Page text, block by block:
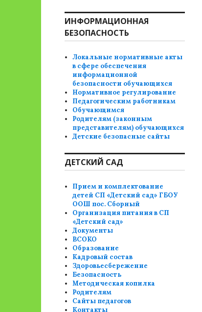
ИНФОРМАЦИОННАЯ
БЕЗОПАСНОСТЬ
Локальные нормативные акты
в сфере обеспечения
информационной
безопасности обучающихся
Нормативное регулирование
Педагогическим работникам
Обучающимся
Родителям (законным
представителям) обучающихся
Детские безопасные сайты
ДЕТСКИЙ САД
Прием и комплектование
детей СП «Детский сад» ГБОУ
ООШ пос. Сборный
Организация питания в СП
«Детский сад»
Документы
ВСОКО
Образование
Кадровый состав
Здоровьесбережение
Безопасность
Методическая копилка
Родителям
Сайты педагогов
Контакты